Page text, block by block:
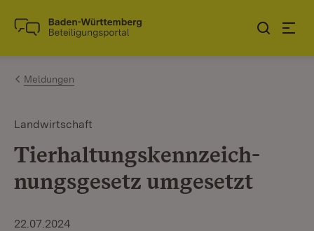
Zum Inhalt springen
Link zur Startseite
Meldungen
Landwirtschaft
Tierhaltungskennzeich­
nungsgesetz umgesetzt
22.07.2024